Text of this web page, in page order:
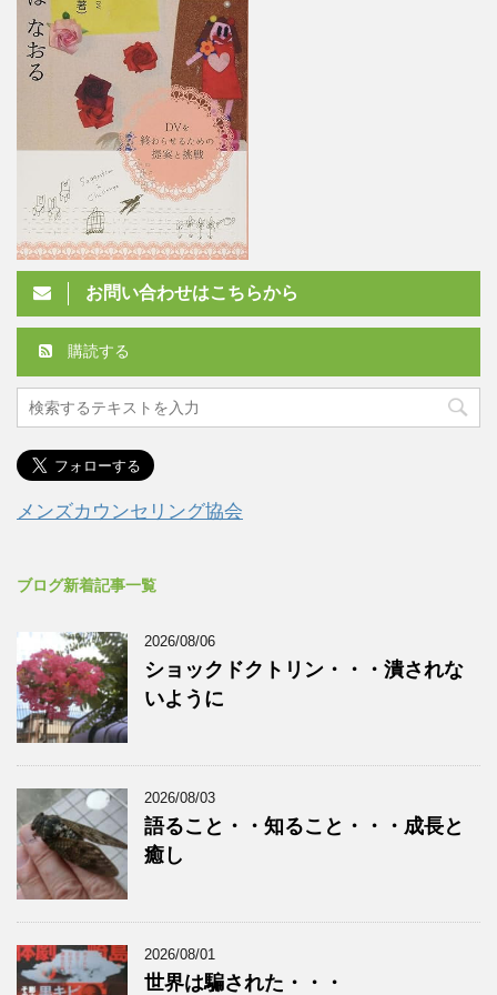
お問い合わせはこちらから
購読する
メンズカウンセリング協会
ブログ新着記事一覧
2026/08/06
ショックドクトリン・・・潰されな
いように
2026/08/03
語ること・・知ること・・・成長と
癒し
2026/08/01
世界は騙された・・・